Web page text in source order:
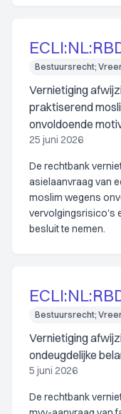
Bestuursrecht;
Vernietiging
praktiserend
onvoldoende
25 juni 2026
De rechtbank
asielaanvraag van
moslim wegens
vervolgingsrisico's
besluit te nemen.
Bestuursrecht;
Vernietiging
ondeugdelijke
5 juni 2026
De rechtbank